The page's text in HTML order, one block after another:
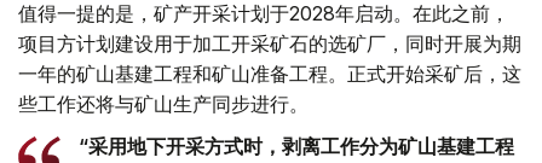
值得一提的是，矿产开采计划于2028年启动。在此之前，
项目方计划建设用于加工开采矿石的选矿厂，同时开展为期
一年的矿山基建工程和矿山准备工程。正式开始采矿后，这
些工作还将与矿山生产同步进行。
“采用地下开采方式时，剥离工作分为矿山基建工程